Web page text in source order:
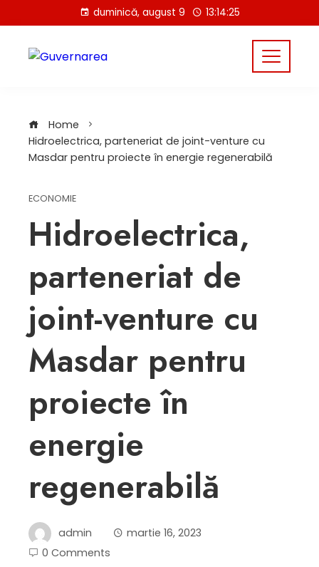
to
content
duminică, august 9 13:14:25
Home
Hidroelectrica, parteneriat de joint-venture cu
Masdar pentru proiecte în energie regenerabilă
ECONOMIE
Hidroelectrica,
parteneriat de
joint-venture cu
Masdar pentru
proiecte în
energie
regenerabilă
admin
martie 16, 2023
0 Comments